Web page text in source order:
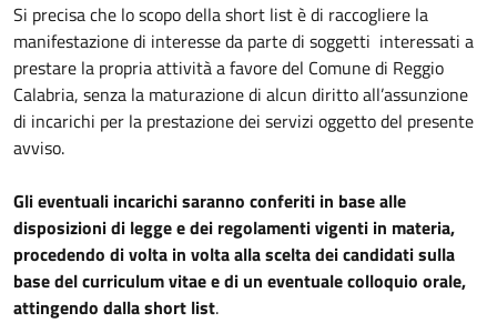
Si precisa che lo scopo della short list è di raccogliere la
manifestazione di interesse da parte di soggetti interessati a
prestare la propria attività a favore del Comune di Reggio
Calabria, senza la maturazione di alcun diritto all’assunzione
di incarichi per la prestazione dei servizi oggetto del presente
avviso.
Gli eventuali incarichi saranno conferiti in base alle
disposizioni di legge e dei regolamenti vigenti in materia,
procedendo di volta in volta alla scelta dei candidati sulla
base del curriculum vitae e di un eventuale colloquio orale,
attingendo dalla short list.